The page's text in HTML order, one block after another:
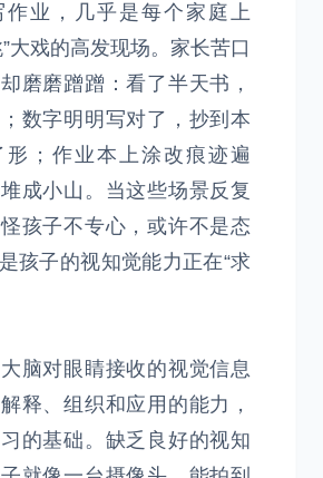
作业，几乎是每个家庭上
大戏的高发现场。家长苦口
磨磨蹭蹭：看了半天书，
数字明明写对了，抄到本
形；作业本上涂改痕迹遍
成小山。当这些场景反复
孩子不专心，或许不是态
孩子的视知觉能力正在“求
脑对眼睛接收的视觉信息
释、组织和应用的能力，
的基础。缺乏良好的视知